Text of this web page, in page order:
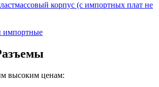
корпус (с импортных плат не
импортные
высоким ценам: